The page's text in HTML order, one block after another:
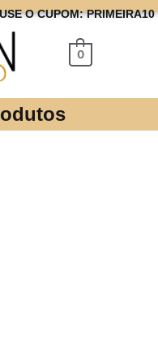
O CUPOM: PRIMEIRA10
0